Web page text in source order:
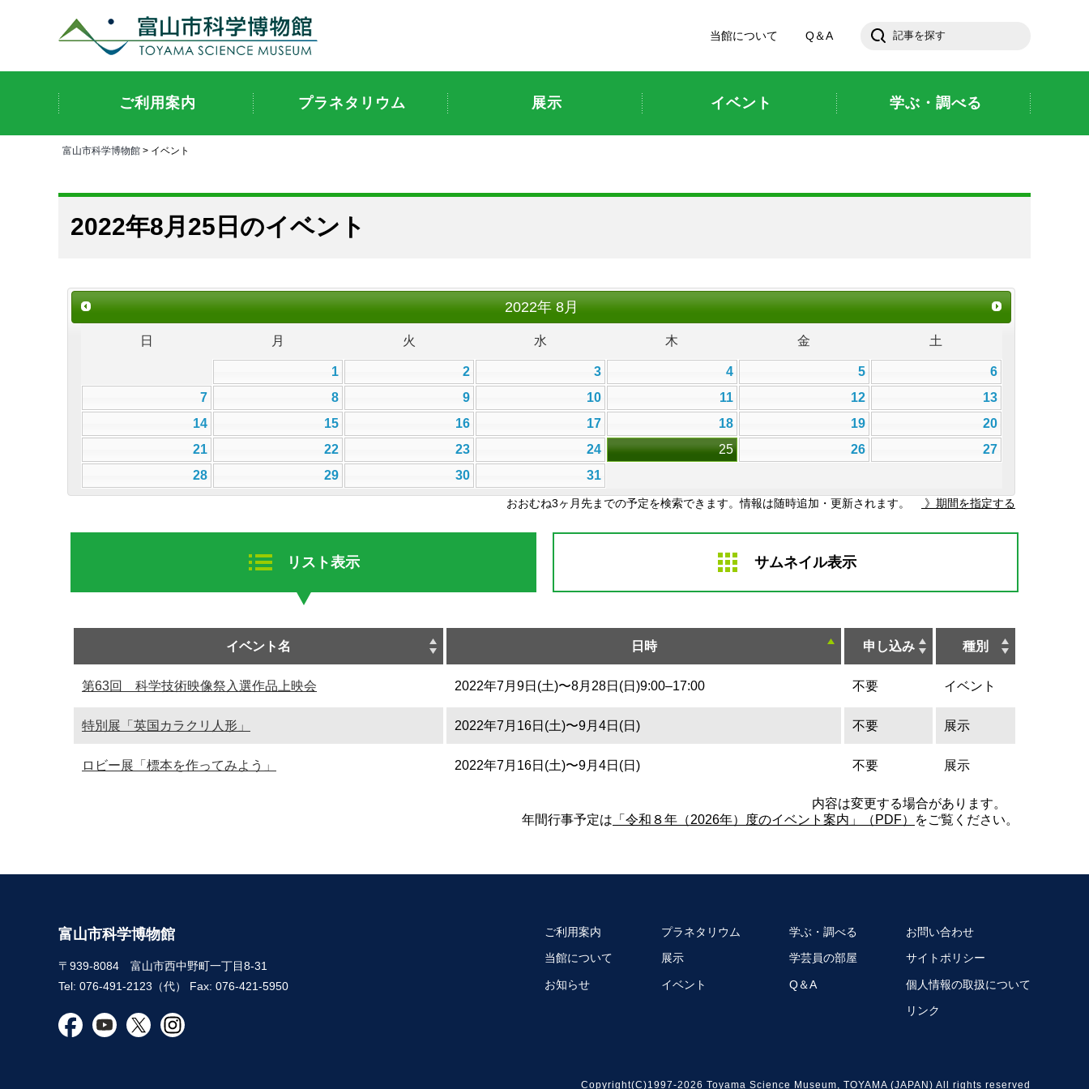
当館について
Q＆A
ご利用案内 プラネタリウム 展示 イベント 学ぶ・調べる
富山市科学博物館 > イベント
2022年8月25日のイベント
2022年8月
日 月 火 水 木 金 土
1 2 3 4 5
6
7
8 9 10 11 12
13
14
15 16 17 18 19
20
21
22 23 24 25 26
27
28
29 30 31
おおむね3ヶ月先までの予定を検索できます。情報は随時追加・更新されます。 》期間を指定する
リスト表示 サムネイル表示
イベント名 日時 申し込み 種別
第63回 科学技術映像祭入選作品上映会 2022年7月9日(土)〜8月28日(日)9:00–17:00 不要 イベント
特別展「英国カラクリ人形」 2022年7月16日(土)〜9月4日(日) 不要 展示
ロビー展「標本を作ってみよう」 2022年7月16日(土)〜9月4日(日) 不要 展示
内容は変更する場合があります。
年間行事予定は 「令和８年（2026年）度のイベント案内」（PDF） をご覧ください。
富山市科学博物館
〒939-8084 富山市西中野町一丁目8-31
Tel: 076-491-2123（代） Fax: 076-421-5950
ご利用案内
当館について
お知らせ
プラネタリウム
展示
イベント
学ぶ・調べる
学芸員の部屋
Q＆A
お問い合わせ
サイトポリシー
個人情報の取扱について
リンク
Copyright(C)1997-2026 Toyama Science Museum, TOYAMA (JAPAN) All rights reserved